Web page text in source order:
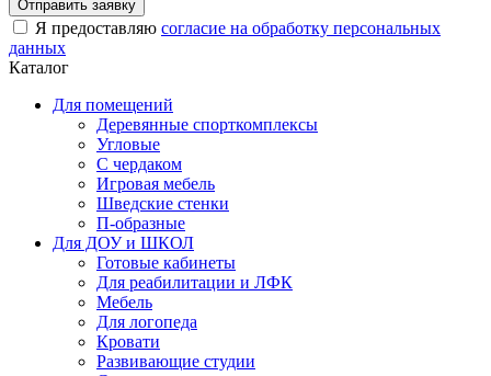
Я предоставляю согласие на обработку персональных
данных
Каталог
Для помещений
Деревянные спорткомплексы
Угловые
С чердаком
Игровая мебель
Шведские стенки
П-образные
Для ДОУ и ШКОЛ
Готовые кабинеты
Для реабилитации и ЛФК
Мебель
Для логопеда
Кровати
Развивающие студии